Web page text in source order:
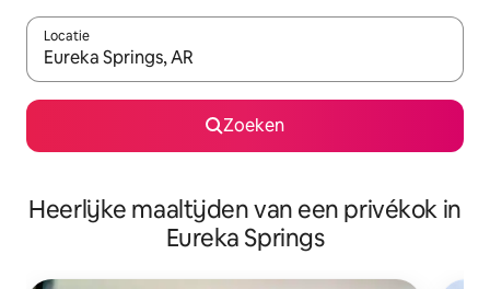
Locatie
Wanneer er suggesties beschikbaar zijn, maak je een keuze
Zoeken
Heerlijke maaltijden van een privékok in
Eureka Springs